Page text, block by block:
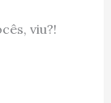
viu?!